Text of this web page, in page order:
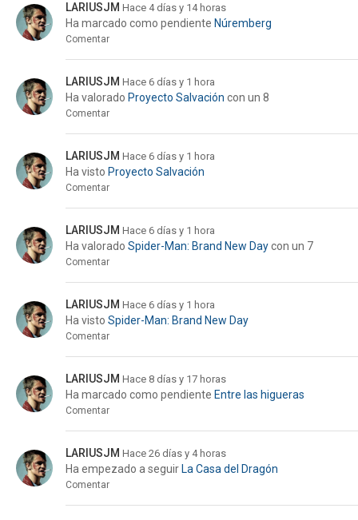
LARIUSJM Hace 4 días y 14 horas
Ha marcado como pendiente Núremberg
Comentar
LARIUSJM Hace 6 días y 1 hora
Ha valorado Proyecto Salvación con un 8
Comentar
LARIUSJM Hace 6 días y 1 hora
Ha visto Proyecto Salvación
Comentar
LARIUSJM Hace 6 días y 1 hora
Ha valorado Spider-Man: Brand New Daycon un 7
Comentar
LARIUSJM Hace 6 días y 1 hora
Ha visto Spider-Man: Brand New Day
Comentar
LARIUSJM Hace 8 días y 17 horas
Ha marcado como pendiente Entre las higueras
Comentar
LARIUSJM Hace 26 días y 4 horas
Ha empezado a seguir La Casa del Dragón
Comentar